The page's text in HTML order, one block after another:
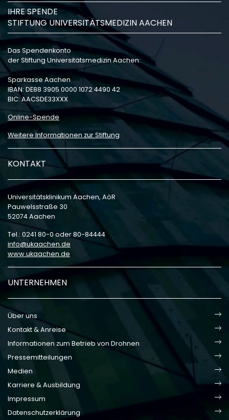
IHRE SPENDE
STIFTUNG UNIVERSITÄTSMEDIZIN AACHEN
Das Spendenkonto
der Stiftung Universitätsmedizin Aachen:
Sparkasse Aachen
IBAN: DE88 3905 0000 1072 4490 42
BIC: AACSDE33XXX
Online-Spende
Weitere Informationen zur Stiftung
KONTAKT
Universitätsklinikum Aachen, AöR
Pauwelsstraße 30
52074 Aachen
Tel.: 0241 80-0 oder 80-84444
info
ukaachen de
www.ukaachen.de
UNTERNEHMEN
Über uns
Kontakt & Anreise
Informationen zum Betrieb von Drohnen
Pressemitteilungen
Medien
Karriere & Ausbildung
Impressum
Datenschutzerklärung